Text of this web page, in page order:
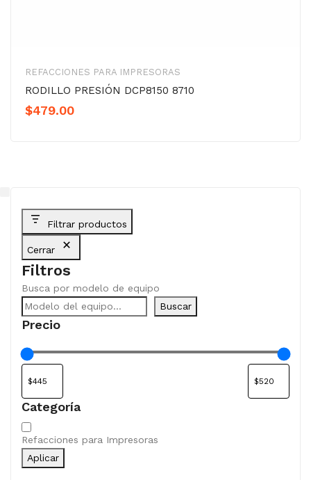
REFACCIONES PARA IMPRESORAS
RODILLO PRESIÓN DCP8150 8710
$479.00
Filtrar productos
Cerrar
Filtros
Busca por modelo de equipo
Buscar
Precio
Categoría
Categoría
Refacciones para Impresoras
Aplicar